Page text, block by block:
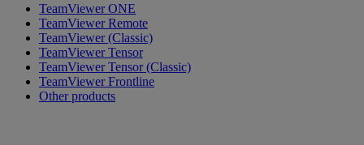
TeamViewer ONE
TeamViewer Remote
TeamViewer (Classic)
TeamViewer Tensor
TeamViewer Tensor (Classic)
TeamViewer Frontline
Other products